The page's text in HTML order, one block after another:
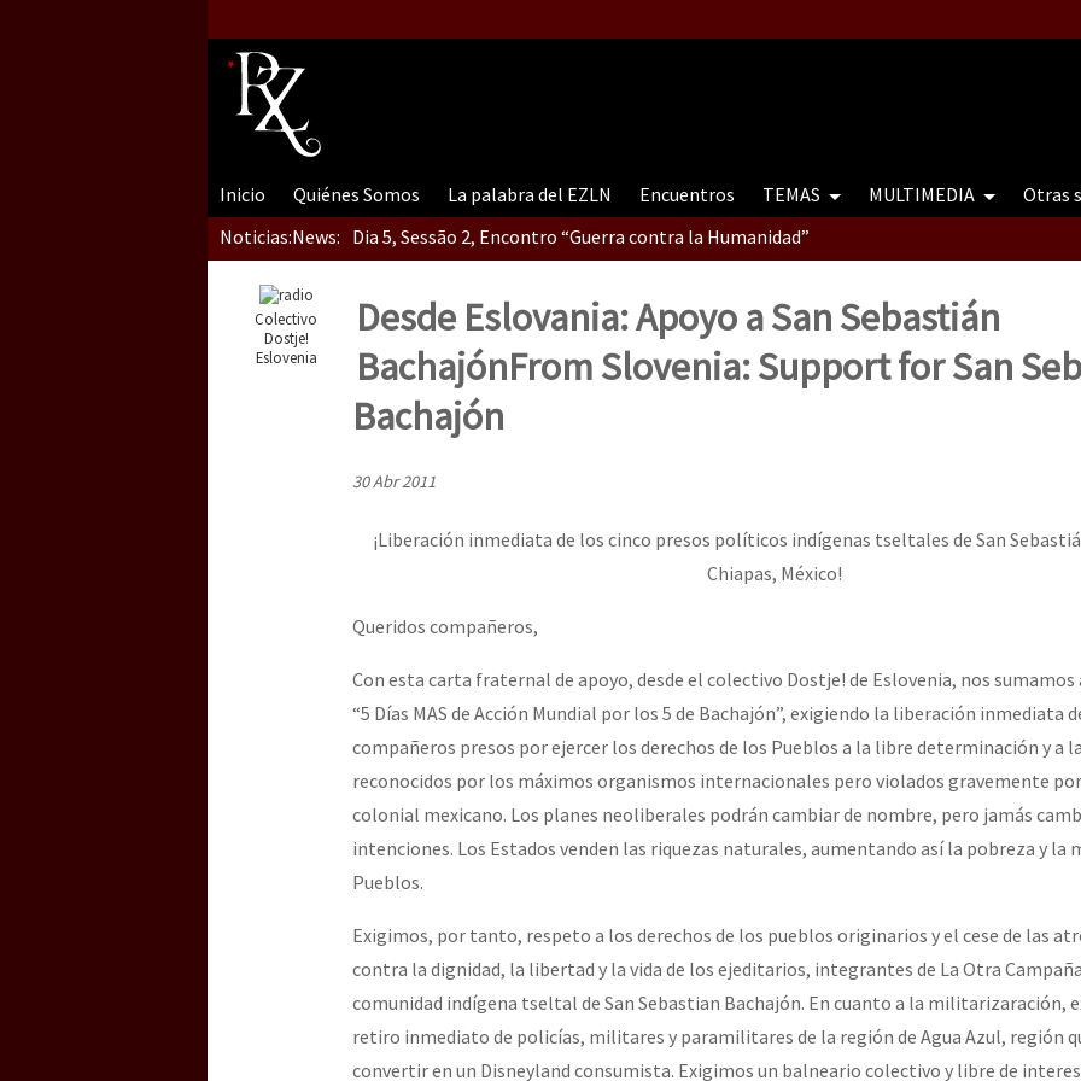
Inicio Quiénes Somos La palabra del EZLN Encuentros TEMAS MULTIMEDIA Otras
Noticias:News: Dia 5, Sessão 2, Encontro “Guerra contra la Humanidad”
Dia 5, sessão 1, do Encontro “Guerra contra a Humanidade”(As populações e a natureza
Dia 4 – Encontro “Guerra contra a Humanidade” (As populações e a natureza sob cerco)
Dia 3 do Encontro “Guerra contra a Humanidade”
Dia 1: Encontro “Guerra contra a Humanidade”
[CDMX – 20 julio] Jornadas globales por la libertad de Jesús Plácido Galindo y el alto a la
“Sonhando a Terra do Bem Virá” se publica no Estado Espanhol
Se o México sabe, que o mundo saiba! Nossas lutas pela memória, a justiça e a dignidade
Colectivo
Dostje!
Eslovenia
Desde Eslovania: Apoyo a San Sebastián
BachajónFrom Slovenia: Support for San
Bachajón
30 Abr 2011
¡Liberación inmediata de los cinco presos políticos indígenas tseltales de San
Chiapas, México!
Queridos compañeros,
Con esta carta fraternal de apoyo, desde el colectivo Dostje! de Eslovenia, nos sumamos
“5 Días MAS de Acción Mundial por los 5 de Bachajón”, exigiendo la liberación inmediata
compañeros presos por ejercer los derechos de los Pueblos a la libre determinación y a
reconocidos por los máximos organismos internacionales pero violados gravemente
colonial mexicano. Los planes neoliberales podrán cambiar de nombre, pero jamás
intenciones. Los Estados venden las riquezas naturales, aumentando así la pobreza y la
Pueblos.
Exigimos, por tanto, respeto a los derechos de los pueblos originarios y el cese de las
contra la dignidad, la libertad y la vida de los ejeditarios, integrantes de La Otra
comunidad indígena tseltal de San Sebastian Bachajón. En cuanto a la militarizaración,
retiro inmediato de policías, militares y paramilitares de la región de Agua Azul, región
convertir en un Disneyland consumista. Exigimos un balneario colectivo y libre de